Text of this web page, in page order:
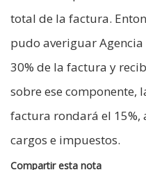
total de la factura.
pudo averiguar Agencia
30% de la factura y
sobre ese componente,
factura rondará el 15%,
cargos e impuestos.
Compartir esta nota